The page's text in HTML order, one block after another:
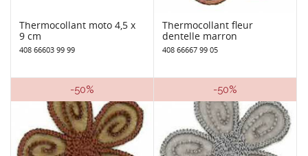
Thermocollant moto 4,5 x
9 cm
408 66603 99 99
Thermocollant fleur
dentelle marron
408 66667 99 05
-50% -50%